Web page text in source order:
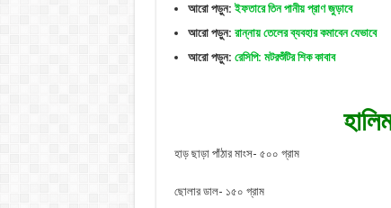
আরো পড়ুন:ইফতারে তিন পানীয় প্রাণ জুড়াবে
আরো পড়ুন: রান্নায় তেলের ব্যবহার কমাবেন যেভাবে
আরো পড়ুন: রেসিপি: মটরশুঁটির শিক কাবাব
হাড় ছাড়া পাঁঠার মাংস- ৫০০ গ্রাম
ছোলার ডাল- ১৫০ গ্রাম